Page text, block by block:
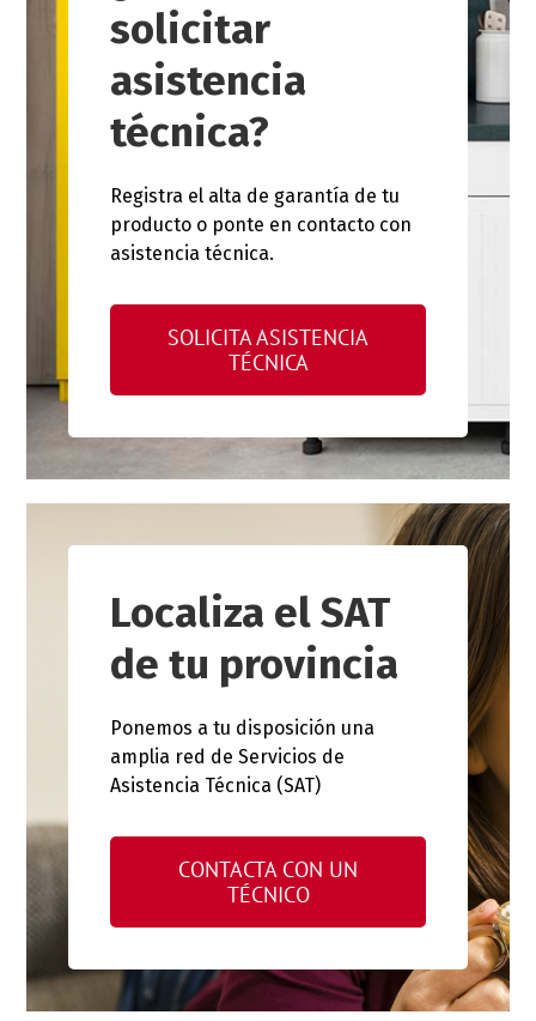
solicitar
asistencia
técnica?
Registra el alta de garantía de tu
producto o ponte en contacto con
asistencia técnica.
SOLICITA ASISTENCIA
TÉCNICA
Localiza el SAT
de tu provincia
Ponemos a tu disposición una
amplia red de Servicios de
Asistencia Técnica (SAT)
CONTACTA CON UN
TÉCNICO